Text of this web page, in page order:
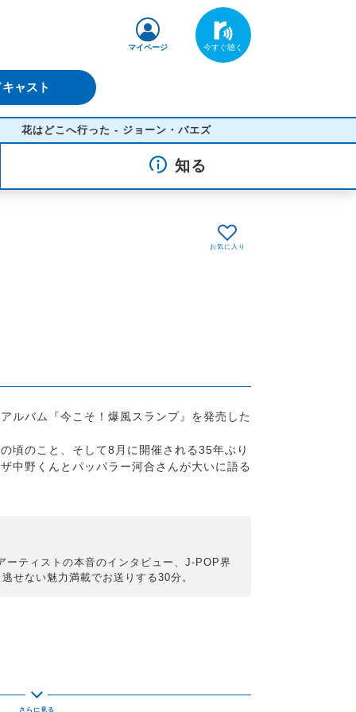
ャスト
マイページ
はどこへ行った - ジョーン・バエズ
知る
ルバム『今こそ！爆風スランプ』を発売した
頃のこと、そして8月に開催される35年ぶり
中野くんとパッパラー河合さんが大いに語る
ティストの本音のインタビュー、 J-POP界
せない魅力満載でお送りする30分。